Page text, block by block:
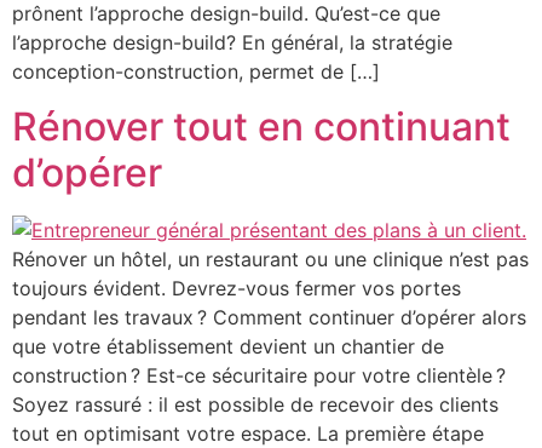
prônent l’approche design-build. Qu’est-ce que
l’approche design-build? En général, la stratégie
conception-construction, permet de […]
Rénover tout en continuant
d’opérer
Rénover un hôtel, un restaurant ou une clinique n’est pas
toujours évident. Devrez-vous fermer vos portes
pendant les travaux ? Comment continuer d’opérer alors
que votre établissement devient un chantier de
construction ? Est-ce sécuritaire pour votre clientèle ?
Soyez rassuré : il est possible de recevoir des clients
tout en optimisant votre espace. La première étape